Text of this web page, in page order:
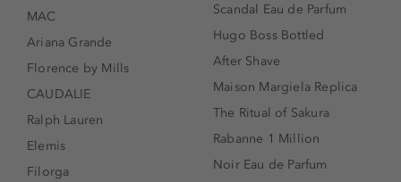
MAC
Ariana Grande
Florence by Mills
CAUDALIE
Ralph Lauren
Elemis
Filorga
Scandal Eau de Parfum
Hugo Boss Bottled
After Shave
Maison Margiela Replica
The Ritual of Sakura
Rabanne 1 Million
Noir Eau de Parfum